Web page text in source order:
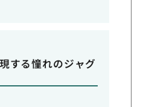
する憧れのジャグ